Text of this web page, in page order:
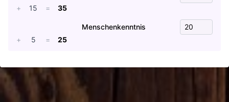
+
15 = 35
Menschenkenntnis
+
5 = 25